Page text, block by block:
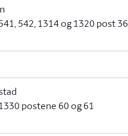
542, 1314 og 1320 post 36
postene 60 og 61